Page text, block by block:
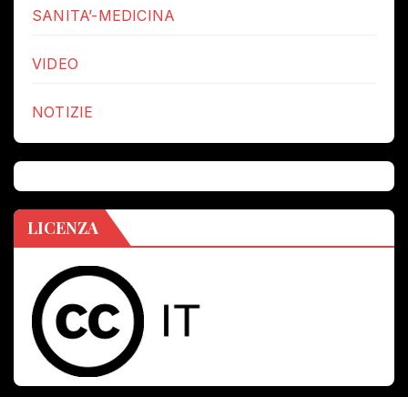
SANITA’-MEDICINA
VIDEO
NOTIZIE
LICENZA